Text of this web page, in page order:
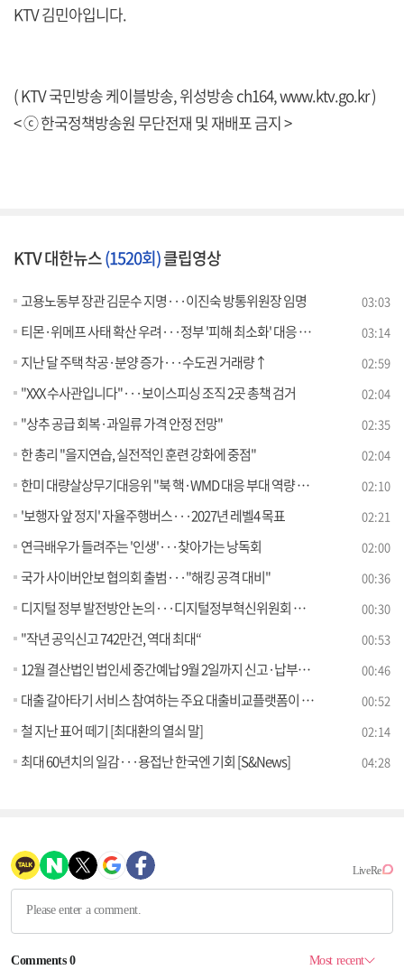
KTV 김민아입니다.
( KTV 국민방송 케이블방송, 위성방송 ch164,www.ktv.go.kr)
< ⓒ 한국정책방송원 무단전재 및 재배포 금지 >
KTV 대한뉴스(1520회)클립영상
고용노동부 장관 김문수 지명···이진숙 방통위원장 임명 03:03
티몬·위메프 사태 확산 우려···정부 '피해 최소화' 대응 [뉴스의 맥] 03:14
지난 달 주택 착공·분양 증가···수도권 거래량↑ 02:59
"XXX 수사관입니다"···보이스피싱 조직 2곳 총책 검거 02:04
"상추 공급 회복·과일류 가격 안정 전망" 02:35
한 총리 "을지연습, 실전적인 훈련 강화에 중점" 02:04
한미 대량살상무기대응위 "북 핵·WMD 대응 부대 역량 강화" 02:10
'보행자 앞 정지' 자율주행버스···2027년 레벨4 목표 02:21
연극배우가 들려주는 '인생'···찾아가는 낭독회 02:00
국가 사이버안보 협의회 출범···"해킹 공격 대비" 00:36
디지털 정부 발전방안 논의···디지털정부혁신위원회 출범 00:30
"작년 공익신고 742만건, 역대 최대“ 00:53
12월 결산법인 법인세 중간예납 9월 2일까지 신고·납부하세요 00:46
대출 갈아타기 서비스 참여하는 주요 대출비교플랫폼이 대환대출 상품 중개수수료율을 투명하게 공시합니다 00:52
철 지난 표어 떼기 [최대환의 열쇠 말] 02:14
최대 60년치의 일감···용접난 한국엔 기회 [S&News] 04:28